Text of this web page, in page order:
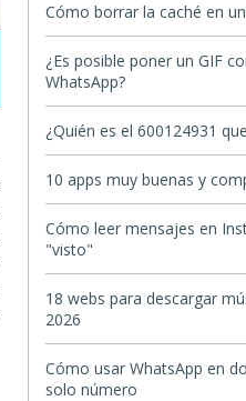
Cómo borrar la caché en
¿Es posible poner un GIF
WhatsApp?
¿Quién es el 600124931
10 apps muy buenas y
Cómo leer mensajes en
"visto"
18 webs para descargar
2026
Cómo usar WhatsApp en
solo número